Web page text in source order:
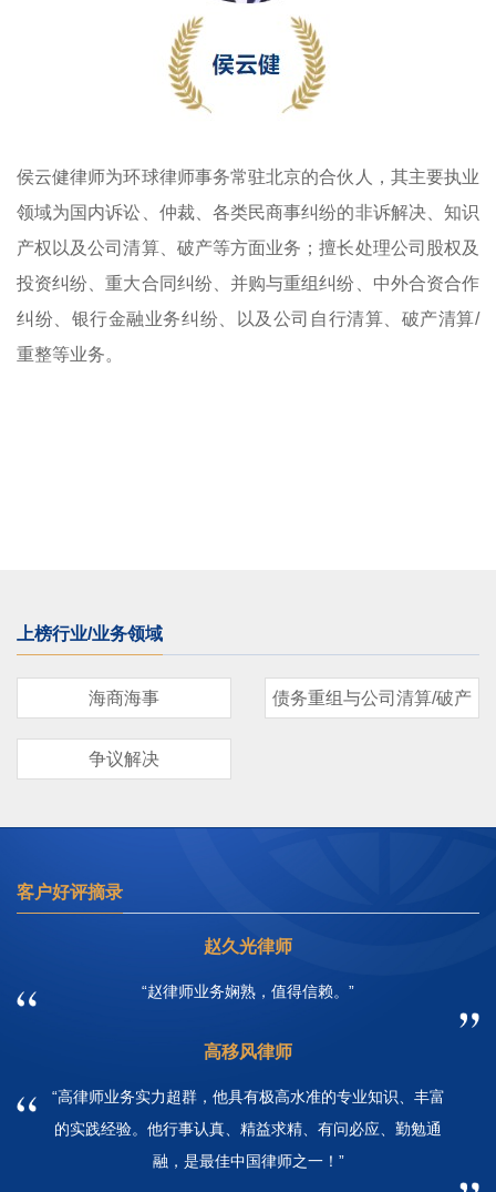
侯云健律师为环球律师事务常驻北京的合伙人，其主要执业
领域为国内诉讼、仲裁、各类民商事纠纷的非诉解决、知识
产权以及公司清算、破产等方面业务；擅长处理公司股权及
投资纠纷、重大合同纠纷、并购与重组纠纷、中外合资合作
纠纷、银行金融业务纠纷、以及公司自行清算、破产清算/
重整等业务。
上榜行业/业务领域
海商海事 债务重组与公司清算/破产
争议解决
客户好评摘录
赵久光律师
“赵律师业务娴熟，值得信赖。”
高移风律师
“高律师业务实力超群，他具有极高水准的专业知识、丰富
的实践经验。他行事认真、精益求精、有问必应、勤勉通
融，是最佳中国律师之一！”